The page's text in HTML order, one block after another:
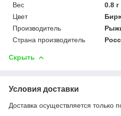
Вес
0.8 г
Цвет
Производитель
Страна производитель
Скрыть
Условия доставки
Доставка осуществляется только